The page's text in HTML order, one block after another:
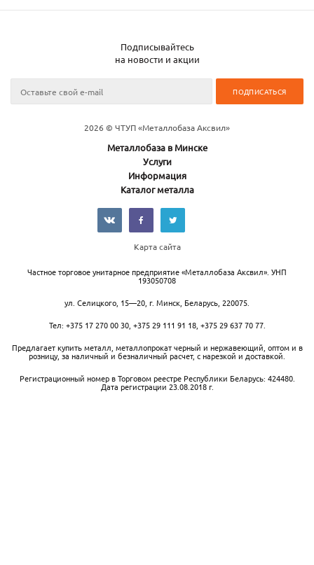
Подписывайтесь
на новости и акции
2026 © ЧТУП «Металлобаза Аксвил»
Металлобаза в Минске
Услуги
Информация
Каталог металла
Карта сайта
Частное торговое унитарное предприятие «Металлобаза Аксвил». УНП
193050708
ул. Селицкого, 15—20 г. Минск Беларусь, 220075.
Тел: +375 17 270 00 30, +375 29 111 91 18, +375 29 637 70 77.
Предлагает купить металл, металлопрокат черный и нержавеющий, оптом и в
розницу, за наличный и безналичный расчет, с нарезкой и доставкой.
Регистрационный номер в Торговом реестре Республики Беларусь: 424480.
Дата регистрации 23.08.2018 г.